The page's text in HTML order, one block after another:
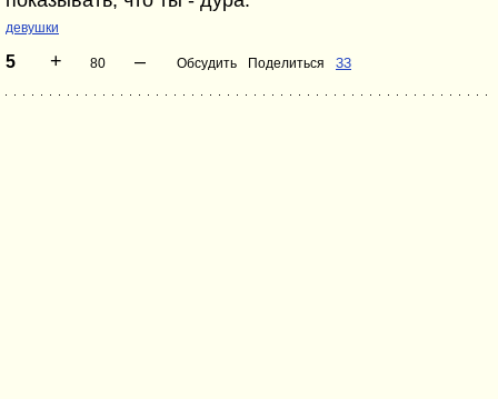
девушки
5 + 80 – Обсудить Поделиться ЗЗ